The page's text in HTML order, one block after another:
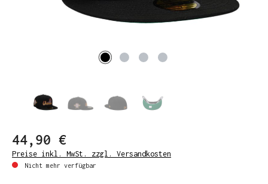
44,90 €
Preise inkl. MwSt. zzgl. Versandkosten
Nicht mehr verfügbar